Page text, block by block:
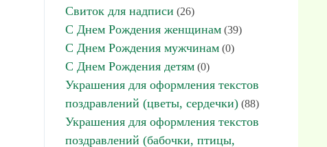
Свиток для надписи (26)
С Днем Рождения женщинам (39)
С Днем Рождения мужчинам (0)
С Днем Рождения детям (0)
Украшения для оформления текстов
поздравлений (цветы, сердечки) (88)
Украшения для оформления текстов
поздравлений (бабочки, птицы,